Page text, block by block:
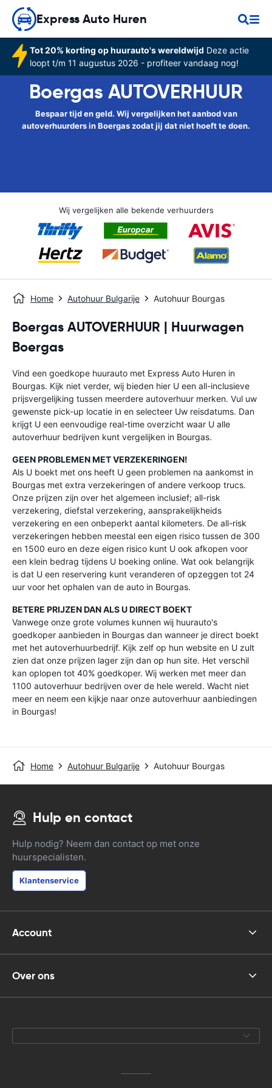
Express Auto Huren
Tot 20% korting op huurauto's wereldwijd Deze actie
loopt t/m 11 augustus 2026 - profiteer vandaag nog!
Boergas AUTOVERHUUR
Bespaar tijd en geld. Wij vergelijken het aanbod van
autoverhuurders in Boergas zodat jij dat niet hoeft te doen.
Wij vergelijken alle bekende verhuurders
Home Autohuur Bulgarije Autohuur Bourgas
Boergas AUTOVERHUUR | Huurwagen
Boergas
Vind een goedkope huurauto met Express Auto Huren in
Bourgas. Kijk niet verder, wij bieden hier U een all-inclusieve
prijsvergelijking tussen meerdere autoverhuur merken. Vul uw
gewenste pick-up locatie in en selecteer Uw reisdatums. Dan
krijgt U een eenvoudige real-time overzicht waar U alle
autoverhuur bedrijven kunt vergelijken in Bourgas.
GEEN PROBLEMEN MET VERZEKERINGEN!
Als U boekt met ons heeft U geen problemen na aankomst in
Bourgas met extra verzekeringen of andere verkoop trucs.
Onze prijzen zijn over het algemeen inclusief; all-risk
verzekering, diefstal verzekering, aansprakelijkheids
verzekering en een onbeperkt aantal kilometers. De all-risk
verzekeringen hebben meestal een eigen risico tussen de 300
en 1500 euro en deze eigen risico kunt U ook afkopen voor
een klein bedrag tijdens U boeking online. Wat ook belangrijk
is dat U een reservering kunt veranderen of opzeggen tot 24
uur voor het ophalen van de auto in Bourgas.
BETERE PRIJZEN DAN ALS U DIRECT BOEKT
Vanwege onze grote volumes kunnen wij huurauto's
goedkoper aanbieden in Bourgas dan wanneer je direct boekt
met het autoverhuurbedrijf. Kijk zelf op hun website en U zult
zien dat onze prijzen lager zijn dan op hun site. Het verschil
kan oplopen tot 40% goedkoper. Wij werken met meer dan
1100 autoverhuur bedrijven over de hele wereld. Wacht niet
meer en neem een kijkje naar onze autoverhuur aanbiedingen
in Bourgas!
Home Autohuur Bulgarije Autohuur Bourgas
Hulp en contact
Hulp nodig? Neem dan contact op met onze
huurspecialisten.
Klantenservice
Account
Over ons